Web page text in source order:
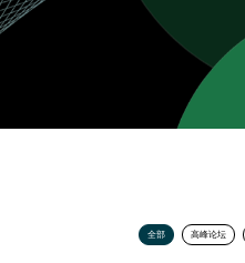
全部 高峰论坛